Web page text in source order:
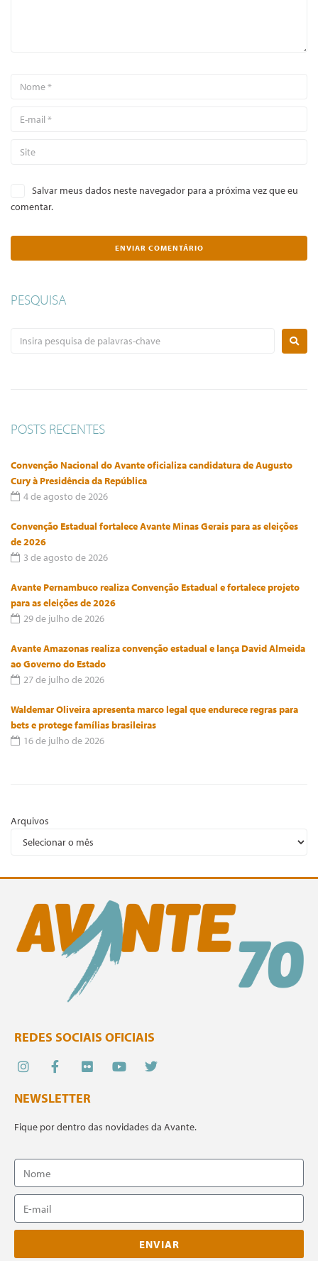
Salvar meus dados neste navegador para a próxima vez que eu
comentar.
PESQUISA
POSTS RECENTES
Convenção Nacional do Avante oficializa candidatura de Augusto
Cury à Presidência da República
4 de agosto de 2026
Convenção Estadual fortalece Avante Minas Gerais para as eleições
de 2026
3 de agosto de 2026
Avante Pernambuco realiza Convenção Estadual e fortalece projeto
para as eleições de 2026
29 de julho de 2026
Avante Amazonas realiza convenção estadual e lança David Almeida
ao Governo do Estado
27 de julho de 2026
Waldemar Oliveira apresenta marco legal que endurece regras para
bets e protege famílias brasileiras
16 de julho de 2026
Arquivos
REDES SOCIAIS OFICIAIS
NEWSLETTER
Fique por dentro das novidades da Avante.
ENVIAR